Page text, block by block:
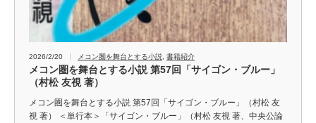
2026/2/20 メコン圏を舞台とする小説 書籍紹介
メコン圏を舞台とする小説 第57回「サイゴン・ブルー」
（村松 友視 著）
メコン圏を舞台とする小説 第57回「サイゴン・ブルー」（村松 友
視 著） ＜単行本＞「サイゴン・ブルー」（村松 友視 著、中央公論